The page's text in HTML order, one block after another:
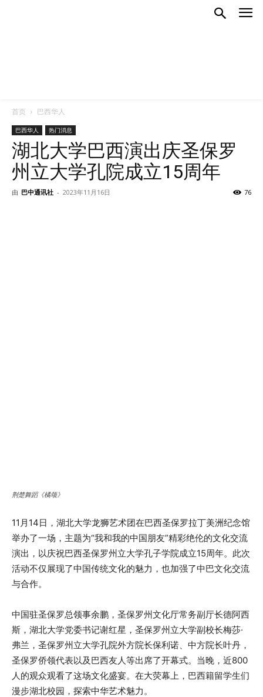
首页 巴西华人
巴西华人 热门消息
湖北大学巴西演出庆圣保罗
州立大学孔院成立15周年
由 巴中通讯社 - 2023年11月16日 76
荆楚舞蹈《橘颂》
11月14日，湖北大学龙狮艺术团在巴西圣保罗拉丁美洲纪念馆
举办了一场，主题为“我和我的中国朋友”精彩绝伦的文化交流
演出，以庆祝巴西圣保罗州立大学孔子学院成立15周年。此次
活动不仅展现了中国传统文化的魅力，也加强了中巴文化交流
与合作。
中国驻圣保罗总领事余鹏，圣保罗州文化厅常务副厅长德阿西
斯，湖北大学党委书记谢红星，圣保罗州立大学副校长梅莎·
弗兰，圣保罗州立大学孔院外方院长保利诺、中方院长叶丹，
圣保罗侨领代表以及巴西友人等出席了开幕式。当晚，近800
人的观众观看了这场文化盛宴。在大荧幕上，巴西籍留学生们
漫步湖北校园，探索中华艺术魅力。